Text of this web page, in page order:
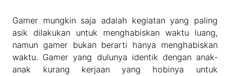
Gamer mungkin saja adalah kegiatan yang paling
asik dilakukan untuk menghabiskan waktu luang,
namun gamer bukan berarti hanya menghabiskan
waktu. Gamer yang dulunya identik dengan anak-
anak kurang kerjaan yang hobinya untuk